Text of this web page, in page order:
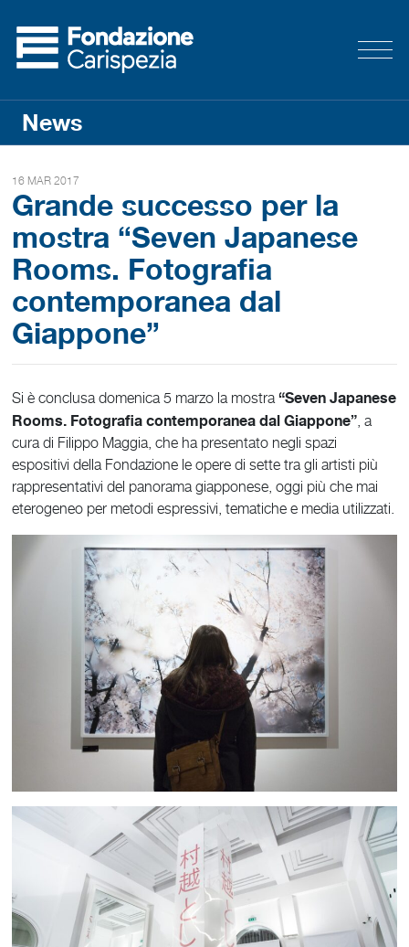
News
16 MAR 2017
Grande successo per la
mostra “Seven Japanese
Rooms. Fotografia
contemporanea dal
Giappone”
Si è conclusa domenica 5 marzo la mostra“Seven Japanese
Rooms. Fotografia contemporanea dal Giappone”, a
cura di Filippo Maggia, che ha presentato negli spazi
espositivi della Fondazione le opere di sette tra gli artisti più
rappresentativi del panorama giapponese, oggi più che mai
eterogeneo per metodi espressivi, tematiche e media utilizzati.